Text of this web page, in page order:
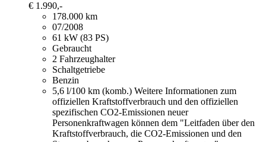
€ 1.990,-
178.000 km
07/2008
61 kW (83 PS)
Gebraucht
2 Fahrzeughalter
Schaltgetriebe
Benzin
5,6 l/100 km (komb.) Weitere Informationen zum
offiziellen Kraftstoffverbrauch und den offiziellen
spezifischen CO2-Emissionen neuer
Personenkraftwagen können dem "Leitfaden über den
Kraftstoffverbrauch, die CO2-Emissionen und den